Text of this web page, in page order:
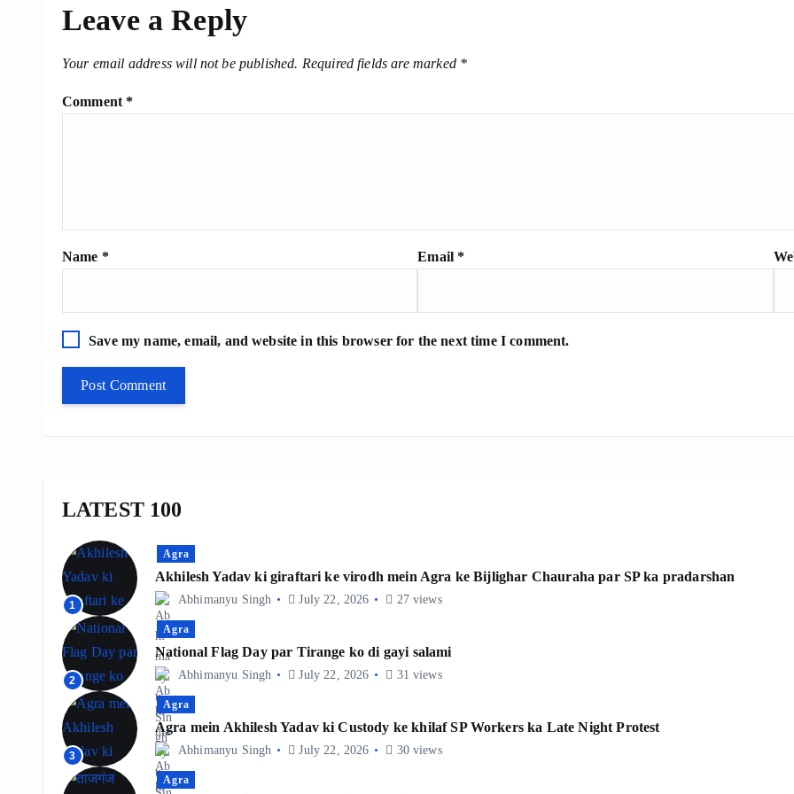
Leave a Reply
Your email address will not be published. Required fields are marked *
Comment *
Name * Email *
Save my name, email, and website in this browser for the next time I comment.
LATEST 100
1
Agra
Akhilesh Yadav ki giraftari ke virodh mein Agra ke Bijlighar Chauraha par SP ka pradarshan
Abhimanyu Singh July 22, 2026 27 views
2
Agra
National Flag Day par Tirange ko di gayi salami
Abhimanyu Singh July 22, 2026 31 views
3
Agra
Agra mein Akhilesh Yadav ki Custody ke khilaf SP Workers ka Late Night Protest
Abhimanyu Singh July 22, 2026 30 views
Agra